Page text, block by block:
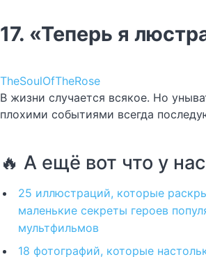
17. «Теперь я
TheSoulOfTheRose
В жизни случается всякое. Но
плохими событиями всегда
🔥 А ещё вот что у
25 иллюстраций, которые
маленькие секреты героев
мультфильмов
18 фотографий, которые